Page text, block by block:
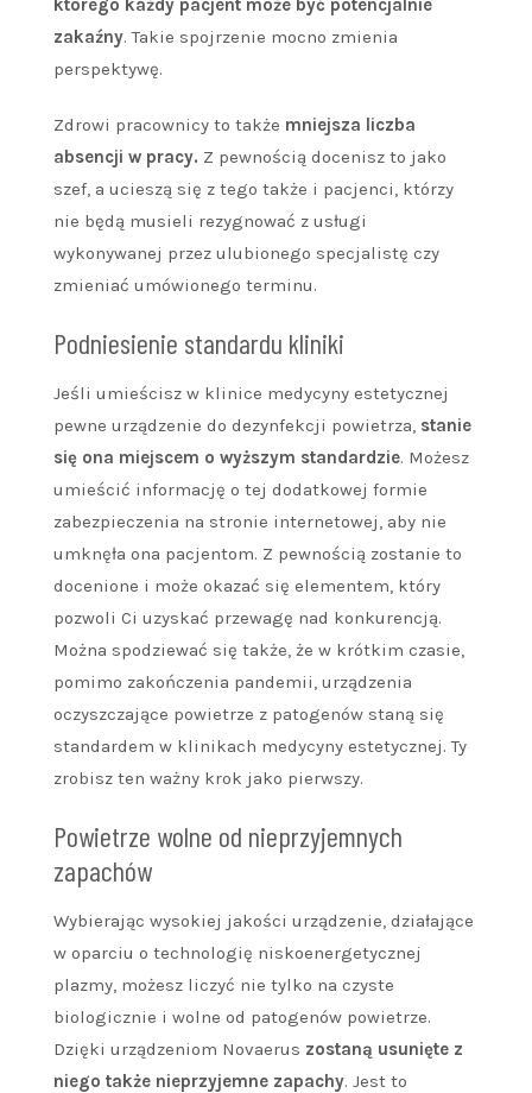
którego każdy pacjent może być potencjalnie
zakaźny. Takie spojrzenie mocno zmienia
perspektywę.
Zdrowi pracownicy to także mniejsza liczba
absencji w pracy. Z pewnością docenisz to jako
szef, a ucieszą się z tego także i pacjenci, którzy
nie będą musieli rezygnować z usługi
wykonywanej przez ulubionego specjalistę czy
zmieniać umówionego terminu.
Podniesienie standardu kliniki
Jeśli umieścisz w klinice medycyny estetycznej
pewne urządzenie do dezynfekcji powietrza, stanie
się ona miejscem o wyższym standardzie. Możesz
umieścić informację o tej dodatkowej formie
zabezpieczenia na stronie internetowej, aby nie
umknęła ona pacjentom. Z pewnością zostanie to
docenione i może okazać się elementem, który
pozwoli Ci uzyskać przewagę nad konkurencją.
Można spodziewać się także, że w krótkim czasie,
pomimo zakończenia pandemii, urządzenia
oczyszczające powietrze z patogenów staną się
standardem w klinikach medycyny estetycznej. Ty
zrobisz ten ważny krok jako pierwszy.
Powietrze wolne od nieprzyjemnych
zapachów
Wybierając wysokiej jakości urządzenie, działające
w oparciu o technologię niskoenergetycznej
plazmy, możesz liczyć nie tylko na czyste
biologicznie i wolne od patogenów powietrze.
Dzięki urządzeniom Novaerus zostaną usunięte z
niego także nieprzyjemne zapachy. Jest to